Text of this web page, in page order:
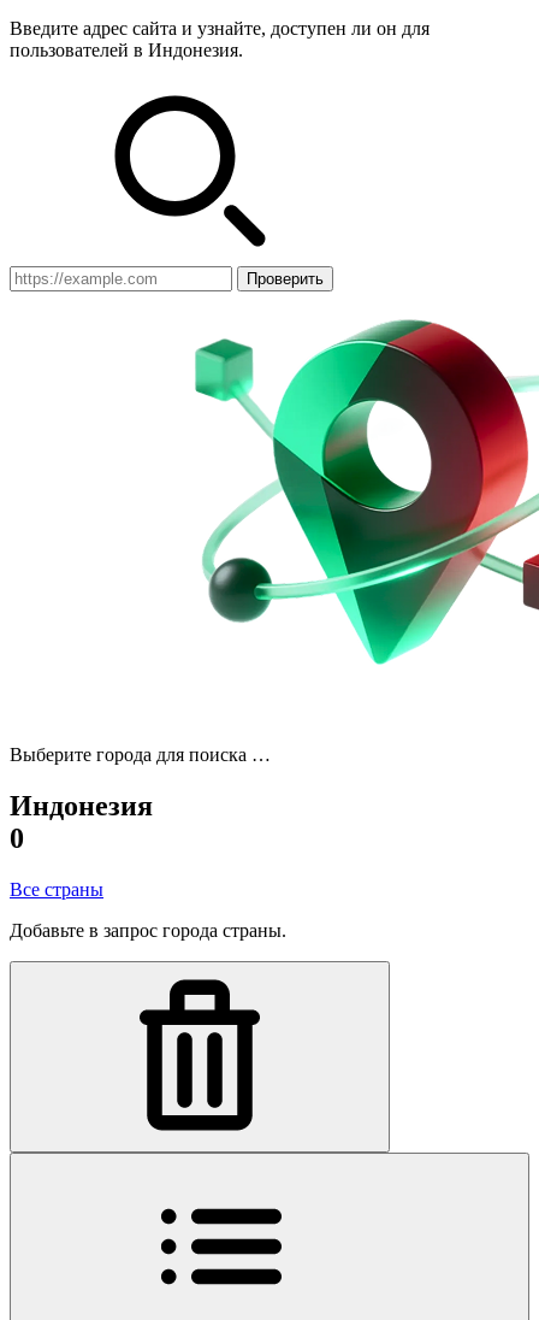
Введите адрес сайта и узнайте, доступен ли он для
пользователей в Индонезия.
Проверить
Выберите города для поиска …
Индонезия
0
Все страны
Добавьте в запрос города страны.